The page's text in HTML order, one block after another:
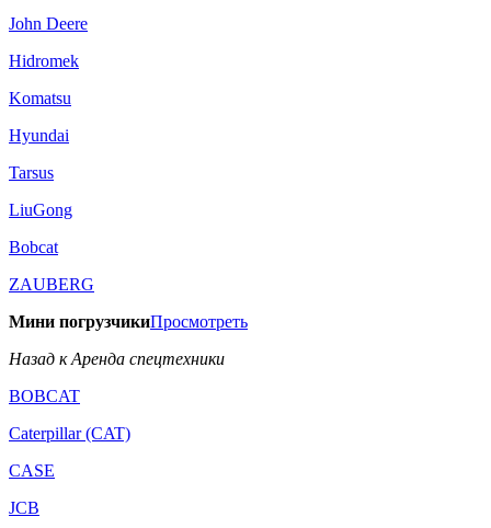
John Deere
Hidromek
Komatsu
Hyundai
Tarsus
LiuGong
Bobcat
ZAUBERG
Мини погрузчикиПросмотреть
Назад к Аренда спецтехники
BOBCAT
Caterpillar (CAT)
CASE
JCB